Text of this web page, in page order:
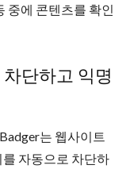
중에 콘텐츠를 확인
단하고 익명
는 웹사이트
자동으로 차단하